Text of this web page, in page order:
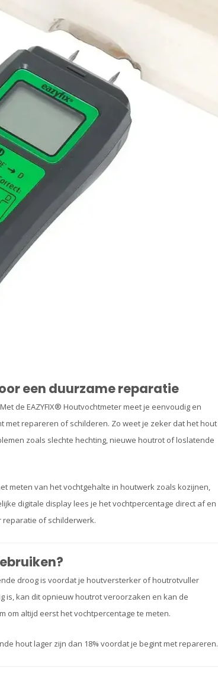
een duurzame reparatie
de EAZYFIX® Houtvochtmeter meet je eenvoudig en
repareren of schilderen. Zo weet je zeker dat het hout
zoals slechte hechting, nieuwe houtrot of loslatende
meten van het vochtgehalte in houtwerk zoals kozijnen,
digitale display lees je het vochtpercentage direct af en
of schilderwerk.
droog is voordat je houtversterker of houtrotvuller
is, kan dit opnieuw houtrot veroorzaken en kan de
om altijd eerst het vochtpercentage te meten.
hout lager zijn dan 18% voordat je begint met repareren.